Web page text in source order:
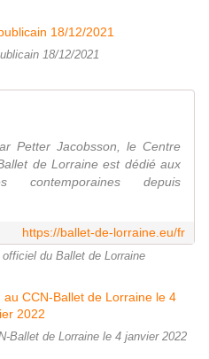
18/12/2021
Petter Jacobsson, le Centre
de Lorraine est dédié aux
contemporaines depuis
https://ballet-de-lorraine.eu/fr
du Ballet de Lorraine
Ballet de Lorraine le 4 janvier 2022